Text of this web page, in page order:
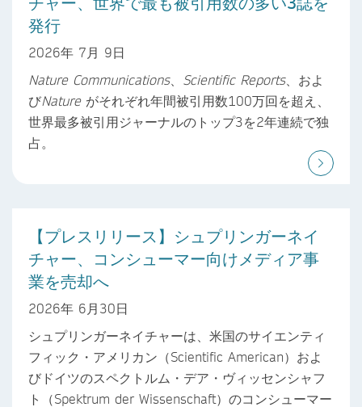
発行
2026年 7月 9日
Nature Communications、 Scientific Reports、およ
びNatureがそれぞれ年間被引用数100万回を超え、
世界最多被引用ジャーナルのトップ3を2年連続で独
占。
【プレスリリース】シュプリンガーネイ
チャー、コンシューマー向けメディア事
業を売却へ
2026年 6月30日
シュプリンガーネイチャーは、米国のサイエンティ
フィック・アメリカン（Scientific American）およ
びドイツのスペクトルム・デア・ヴィッセンシャフ
ト（Spektrum der Wissenschaft）のコンシューマー